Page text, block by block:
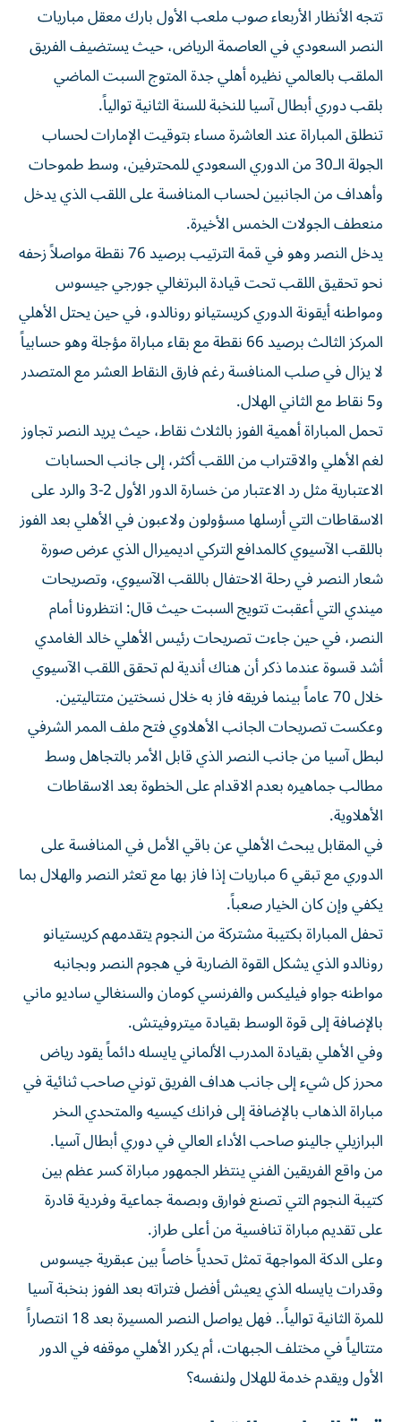
تتجه الأنظار الأربعاء صوب ملعب الأول بارك معقل مباريات
النصر السعودي في العاصمة الرياض، حيث يستضيف الفريق
الملقب بالعالمي نظيره أهلي جدة المتوج السبت الماضي
بلقب دوري أبطال آسيا للنخبة للسنة الثانية توالياً.
تنطلق المباراة عند العاشرة مساء بتوقيت الإمارات لحساب
الجولة الـ30 من الدوري السعودي للمحترفين، وسط طموحات
وأهداف من الجانبين لحساب المنافسة على اللقب الذي يدخل
منعطف الجولات الخمس الأخيرة.
يدخل النصر وهو في قمة الترتيب برصيد 76 نقطة مواصلاً زحفه
نحو تحقيق اللقب تحت قيادة البرتغالي جورجي جيسوس
ومواطنه أيقونة الدوري كريستيانو رونالدو، في حين يحتل الأهلي
المركز الثالث برصيد 66 نقطة مع بقاء مباراة مؤجلة وهو حسابياً
لا يزال في صلب المنافسة رغم فارق النقاط العشر مع المتصدر
و5 نقاط مع الثاني الهلال.
تحمل المباراة أهمية الفوز بالثلاث نقاط، حيث يريد النصر تجاوز
لغم الأهلي والاقتراب من اللقب أكثر، إلى جانب الحسابات
الاعتبارية مثل رد الاعتبار من خسارة الدور الأول 2-3 والرد على
الاسقاطات التي أرسلها مسؤولون ولاعبون في الأهلي بعد الفوز
باللقب الآسيوي كالمدافع التركي اديميرال الذي عرض صورة
شعار النصر في رحلة الاحتفال باللقب الآسيوي، وتصريحات
ميندي التي أعقبت تتويج السبت حيث قال: انتظرونا أمام
النصر، في حين جاءت تصريحات رئيس الأهلي خالد الغامدي
أشد قسوة عندما ذكر أن هناك أندية لم تحقق اللقب الآسيوي
خلال 70 عاماً بينما فريقه فاز به خلال نسختين متتاليتين.
وعكست تصريحات الجانب الأهلاوي فتح ملف الممر الشرفي
لبطل آسيا من جانب النصر الذي قابل الأمر بالتجاهل وسط
مطالب جماهيره بعدم الاقدام على الخطوة بعد الاسقاطات
الأهلاوية.
في المقابل يبحث الأهلي عن باقي الأمل في المنافسة على
الدوري مع تبقي 6 مباريات إذا فاز بها مع تعثر النصر والهلال بما
يكفي وإن كان الخيار صعباً.
تحفل المباراة بكتيبة مشتركة من النجوم يتقدمهم كريستيانو
رونالدو الذي يشكل القوة الضاربة في هجوم النصر وبجانبه
مواطنه جواو فيليكس والفرنسي كومان والسنغالي ساديو ماني
بالإضافة إلى قوة الوسط بقيادة ميتروفيتش.
وفي الأهلي بقيادة المدرب الألماني يايسله دائماً يقود رياض
محرز كل شيء إلى جانب هداف الفريق توني صاحب ثنائية في
مباراة الذهاب بالإضافة إلى فرانك كيسيه والمتحدي الىخر
البرازيلي جالينو صاحب الأداء العالي في دوري أبطال آسيا.
من واقع الفريقين الفني ينتظر الجمهور مباراة كسر عظم بين
كتيبة النجوم التي تصنع فوارق وبصمة جماعية وفردية قادرة
على تقديم مباراة تنافسية من أعلى طراز.
وعلى الدكة المواجهة تمثل تحدياً خاصاً بين عبقرية جيسوس
وقدرات يايسله الذي يعيش أفضل فتراته بعد الفوز بنخبة آسيا
للمرة الثانية توالياً.. فهل يواصل النصر المسيرة بعد 18 انتصاراً
متتالياً في مختلف الجبهات، أم يكرر الأهلي موقفه في الدور
الأول ويقدم خدمة للهلال ولنفسه؟